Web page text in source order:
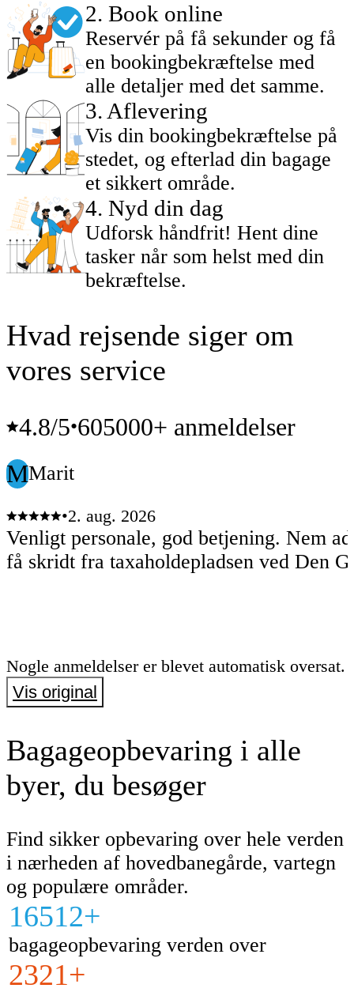
2. Book online
Reservér på få sekunder og få
en bookingbekræftelse med
alle detaljer med det samme.
3. Aflevering
Vis din bookingbekræftelse på
stedet, og efterlad din bagage
et sikkert område.
4. Nyd din dag
Udforsk håndfrit! Hent dine
tasker når som helst med din
bekræftelse.
Hvad rejsende siger om
vores service
4.8/5•605000+ anmeldelser
MMarit
•2. aug. 2026
Venligt personale, god betjening. Nem
få skridt fra taxaholdepladsen ved Den
Nogle anmeldelser er blevet automatisk oversat.
Vis original
Bagageopbevaring i alle
byer, du besøger
Find sikker opbevaring over hele verden
i nærheden af hovedbanegårde, vartegn
og populære områder.
16512+
bagageopbevaring verden over
2321+